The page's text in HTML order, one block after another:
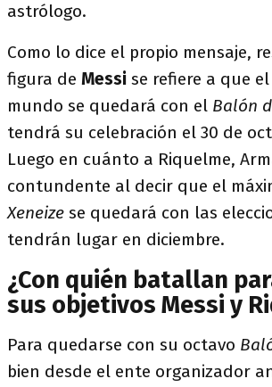
astrólogo.
Como lo dice el propio mensaje,
figura de Messi se refiere a que
mundo se quedará con el Balón
tendrá su celebración el 30 de
Luego en cuánto a Riquelme,
contundente al decir que el
Xeneize se quedará con las
tendrán lugar en diciembre.
¿Con quién batallan
sus objetivos Messi y
Para quedarse con su octavo
bien desde el ente organizador